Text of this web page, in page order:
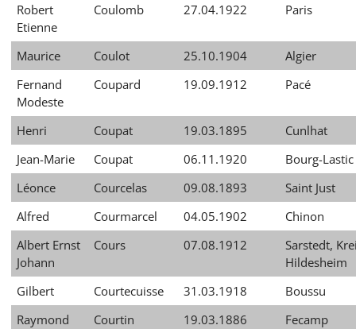
Robert
Etienne
Coulomb 27.04.1922 Paris
Maurice Coulot 25.10.1904
Algier
Fernand
Modeste
Coupard 19.09.1912 Pacé
Henri Coupat 19.03.1895
Cunlhat
Jean-Marie
Coupat 06.11.1920
Bourg-Lastic
Léonce
Courcelas 09.08.1893
Saint Just
Alfred
Courmarcel 04.05.1902
Chinon
Albert Ernst
Johann
Cours 07.08.1912
Sarstedt,
Hildesheim
Gilbert
Courtecuisse 31.03.1918
Boussu
Raymond
Courtin 19.03.1886
Fecamp